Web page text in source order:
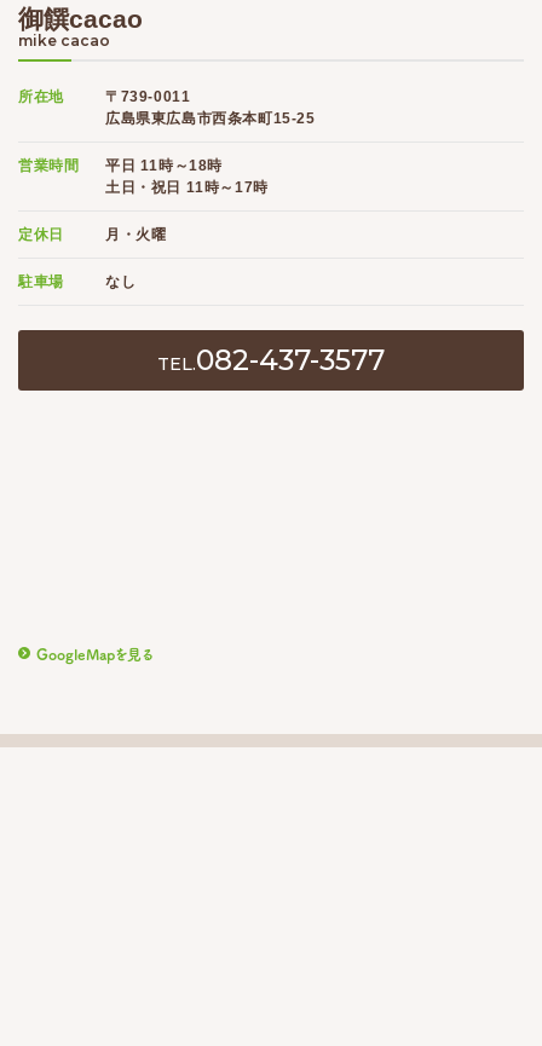
御饌cacao
mike cacao
所在地
〒739-0011
広島県東広島市西条本町15-25
営業時間
平日 11時～18時
土日・祝日 11時～17時
定休日 月・火曜
駐車場 なし
TEL.082-437-3577
GoogleMapを見る